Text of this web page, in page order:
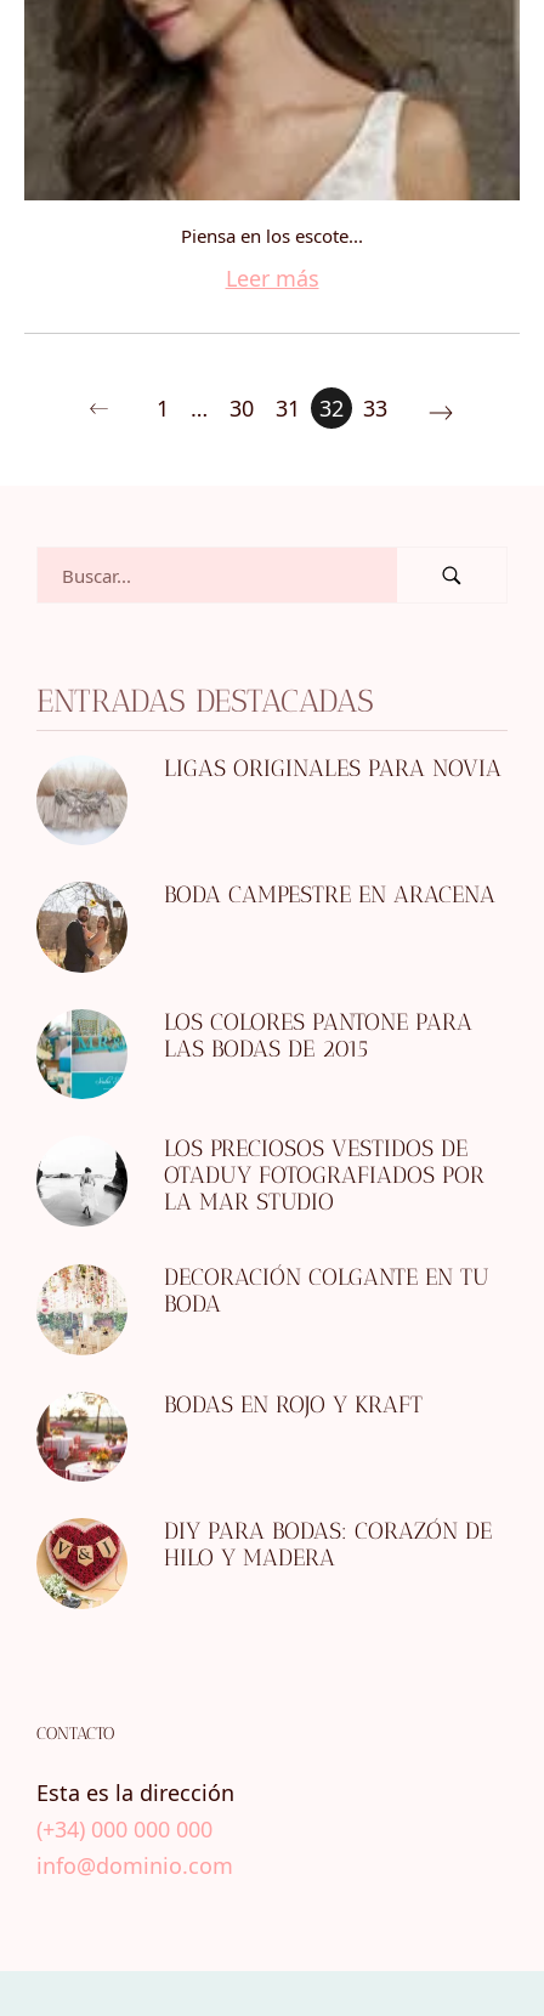
Piensa en los escote...
Leer más
1 … 30 31 32 33
ENTRADAS DESTACADAS
LIGAS ORIGINALES PARA NOVIA
BODA CAMPESTRE EN ARACENA
LOS COLORES PANTONE PARA
LAS BODAS DE 2015
LOS PRECIOSOS VESTIDOS DE
OTADUY FOTOGRAFIADOS POR
LA MAR STUDIO
DECORACIÓN COLGANTE EN TU
BODA
BODAS EN ROJO Y KRAFT
DIY PARA BODAS: CORAZÓN DE
HILO Y MADERA
CONTACTO
Esta es la dirección
(+34) 000 000 000
info@dominio.com